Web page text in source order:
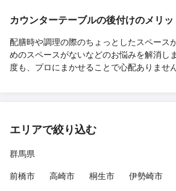
カウンターテーブルの後付けのメリッ
配膳時や調理の際のちょっとしたスペース
めのスペースがないなどのお悩みを解消し
度も、プロにまかせることで心配ありません
エリアで絞り込む
群馬県
前橋市
高崎市 桐生市 伊勢崎市